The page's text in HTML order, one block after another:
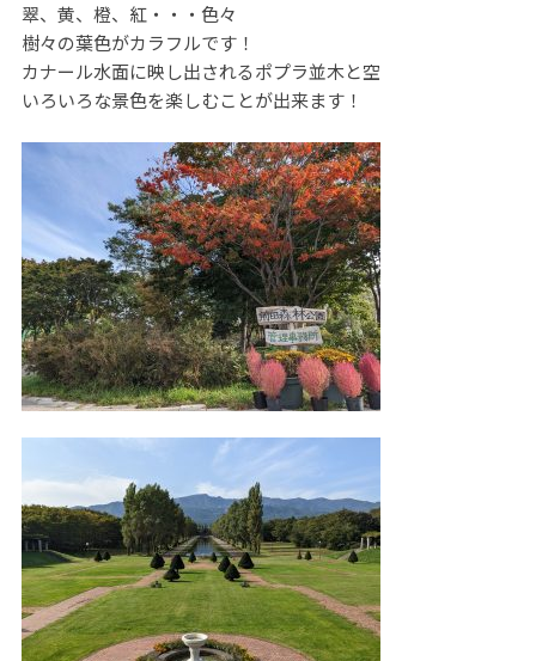
翠、黄、橙、紅・・・色々
樹々の葉色がカラフルです！
カナール水面に映し出されるポプラ並木と空
いろいろな景色を楽しむことが出来ます！